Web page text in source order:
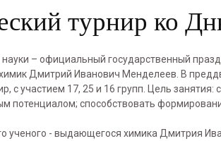
турнир ко
– официальный государственный
Дмитрий Иванович Менделеев. В
с участием 17, 25 и 16 групп. Цель
потенциалом; способствовать
ученого - выдающегося химика Дмитрия